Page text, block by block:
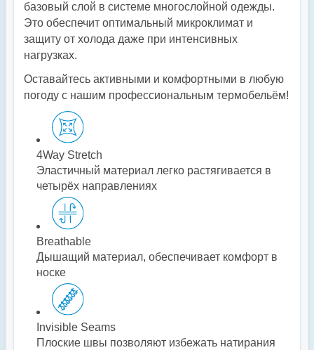
базовый слой в системе многослойной одежды.
Это обеспечит оптимальный микроклимат и
защиту от холода даже при интенсивных
нагрузках.
Оставайтесь активными и комфортными в любую
погоду с нашим профессиональным термобельём!
4Way Stretch
Эластичный материал легко растягивается в
четырёх направлениях
Breathable
Дышащий материал, обеспечивает комфорт в
носке
Invisible Seams
Плоские швы позволяют избежать натирания